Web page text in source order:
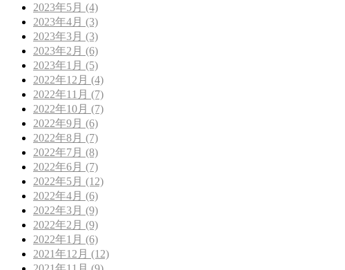
2023年5月 (4)
2023年4月 (3)
2023年3月 (3)
2023年2月 (6)
2023年1月 (5)
2022年12月 (4)
2022年11月 (7)
2022年10月 (7)
2022年9月 (6)
2022年8月 (7)
2022年7月 (8)
2022年6月 (7)
2022年5月 (12)
2022年4月 (6)
2022年3月 (9)
2022年2月 (9)
2022年1月 (6)
2021年12月 (12)